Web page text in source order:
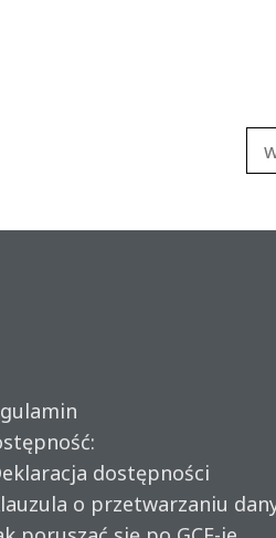
dostępności
o przetwarzaniu